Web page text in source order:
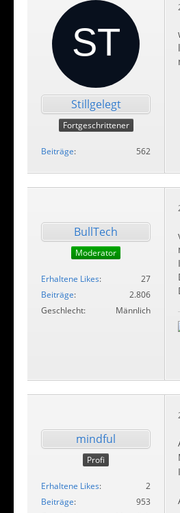
Stillgelegt
Fortgeschrittener
Beiträge 562
BullTech
Moderator
Erhaltene Likes
27
Beiträge
2.806
Geschlecht
Männlich
mindful
Profi
Erhaltene Likes
2
Beiträge
953